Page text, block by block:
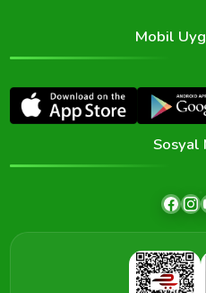
Mobil
Sosyal